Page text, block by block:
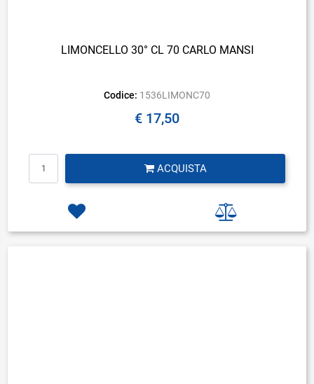
LIMONCELLO 30° CL 70 CARLO MANSI
Codice: 1536LIMONC70
€ 17,50
ACQUISTA